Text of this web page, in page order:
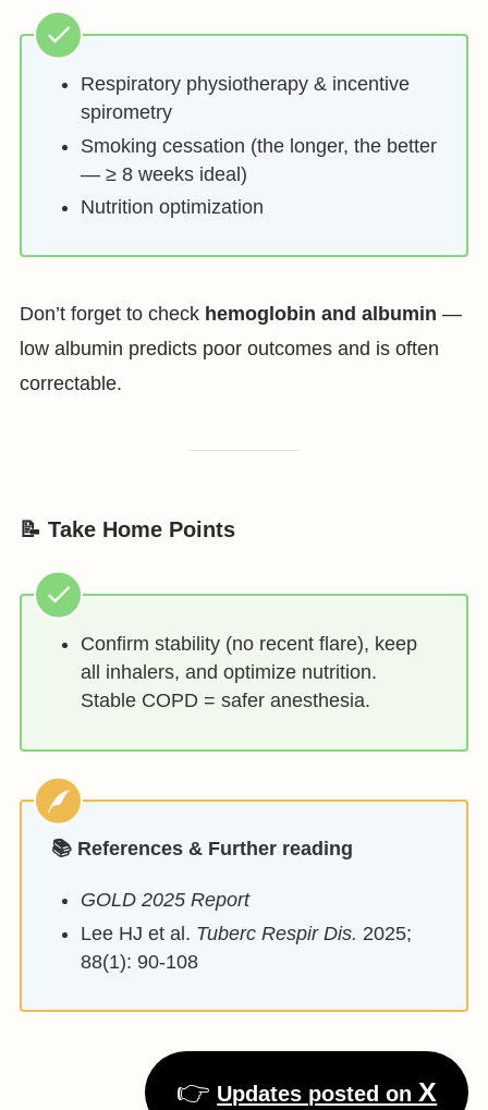
Respiratory physiotherapy & incentive
spirometry
Smoking cessation (the longer, the better
— ≥ 8 weeks ideal)
Nutrition optimization
Don’t forget to check hemoglobin and albumin —
low albumin predicts poor outcomes and is often
correctable.
📝 Take Home Points
Confirm stability (no recent flare), keep
all inhalers, and optimize nutrition.
Stable COPD = safer anesthesia.
📚 References & Further reading
GOLD 2025 Report
Lee HJ et al. Tuberc Respir Dis. 2025;
88(1): 90-108
👉 Updates posted on X